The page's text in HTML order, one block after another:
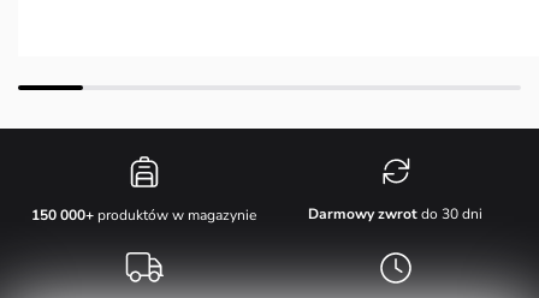
150 000+ produktów w magazynie Darmowy zwrotdo 30 dni